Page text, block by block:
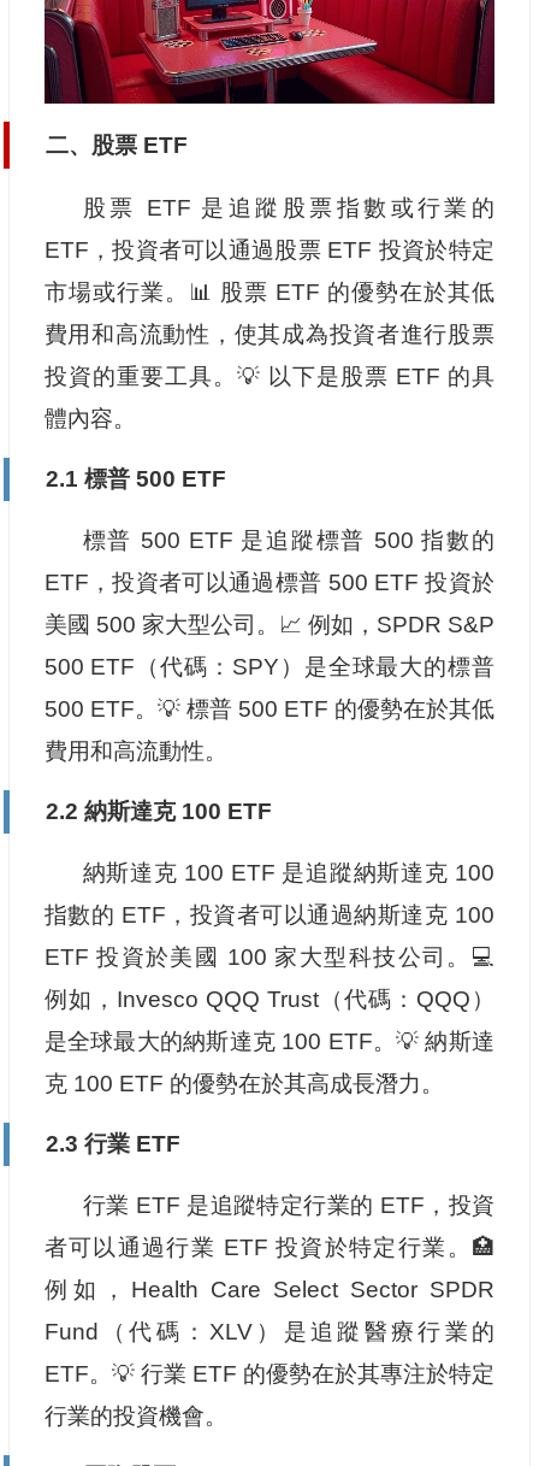
二、股票 ETF
股票 ETF 是追蹤股票指數或行業的
ETF，投資者可以通過股票 ETF 投資於特定
市場或行業。📊 股票 ETF 的優勢在於其低
費用和高流動性，使其成為投資者進行股票
投資的重要工具。💡 以下是股票 ETF 的具
體內容。
2.1 標普 500 ETF
標普 500 ETF 是追蹤標普 500 指數的
ETF，投資者可以通過標普 500 ETF 投資於
美國 500 家大型公司。📈 例如，SPDR S&P
500 ETF（代碼：SPY）是全球最大的標普
500 ETF。💡 標普 500 ETF 的優勢在於其低
費用和高流動性。
2.2 納斯達克 100 ETF
納斯達克 100 ETF 是追蹤納斯達克 100
指數的 ETF，投資者可以通過納斯達克 100
ETF 投資於美國 100 家大型科技公司。💻
例如，Invesco QQQ Trust（代碼：QQQ）
是全球最大的納斯達克 100 ETF。💡 納斯達
克 100 ETF 的優勢在於其高成長潛力。
2.3 行業 ETF
行業 ETF 是追蹤特定行業的 ETF，投資
者可以通過行業 ETF 投資於特定行業。🏥
例如，Health Care Select Sector SPDR
Fund（代碼：XLV）是追蹤醫療行業的
ETF。💡 行業 ETF 的優勢在於其專注於特定
行業的投資機會。